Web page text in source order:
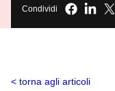
Condividi
torna agli articoli